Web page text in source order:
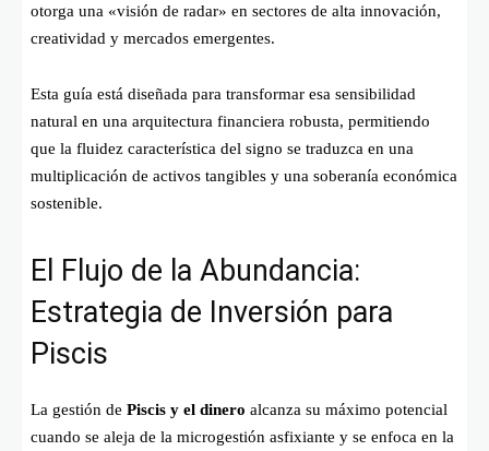
otorga una «visión de radar» en sectores de alta innovación,
creatividad y mercados emergentes.
Esta guía está diseñada para transformar esa sensibilidad
natural en una arquitectura financiera robusta, permitiendo
que la fluidez característica del signo se traduzca en una
multiplicación de activos tangibles y una soberanía económica
sostenible.
El Flujo de la Abundancia:
Estrategia de Inversión para
Piscis
La gestión de Piscis y el dinero alcanza su máximo potencial
cuando se aleja de la microgestión asfixiante y se enfoca en la